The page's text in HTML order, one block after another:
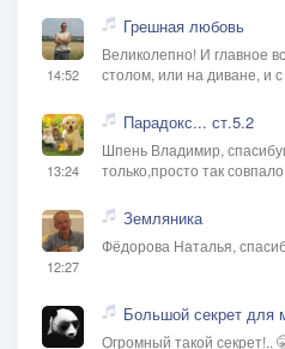
14:52
Грешная любовь
Великолепно! И главное
столом, или на диване, и
13:24
Парадокс... ст.5.2
Шпень Владимир,
только,просто так
12:27
Земляника
Фёдорова Наталья,
Большой секрет для
Огромный такой секрет!..